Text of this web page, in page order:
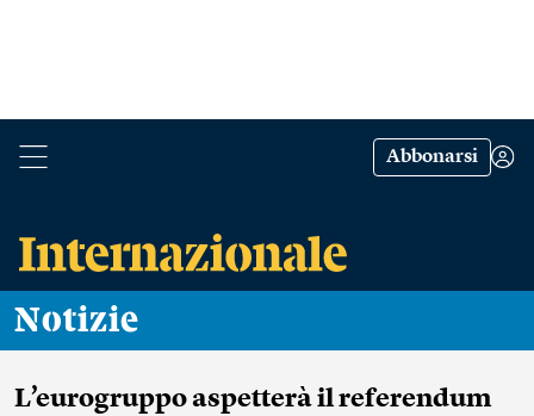
Abbonarsi
Notizie
L’eurogruppo aspetterà il referendum